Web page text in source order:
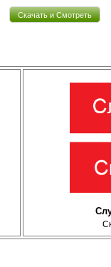
Скачать и Смотреть